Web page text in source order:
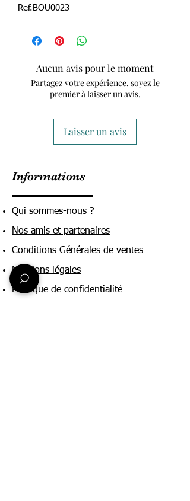
Ref.BOU0023
Aucun avis pour le moment
Partagez votre expérience, soyez le
premier à laisser un avis.
Laisser un avis
Informations
Qui sommes-nous ?
Nos amis et partenaires
Conditions Générales de ventes
Mentions légales
Politique de confidentialité